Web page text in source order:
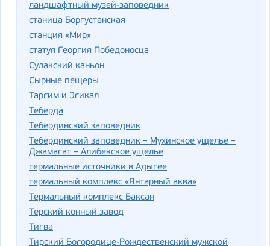
ландшафтный музей-заповедник
станица Боргустанская
станция «Мир»
статуя Георгия Победоносца
Сулакский каньон
Сырные пещеры
Таргим и Эгикал
Теберда
Тебердинский заповедник
Тебердинский заповедник – Мухинское ущелье –
Джамагат – Алибекское ущелье
термальные источники в Адыгее
термальный комплекс «Янтарный аква»
Термальный комплекс Баксан
Терский конный завод
Тигва
Тирский Богородице-Рождественский мужской